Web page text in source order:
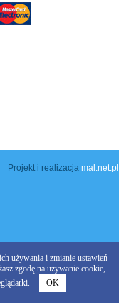
Projekt i realizacja mal.net.pl
używania i zmianie ustawień
zgodę na używanie cookie,
OK